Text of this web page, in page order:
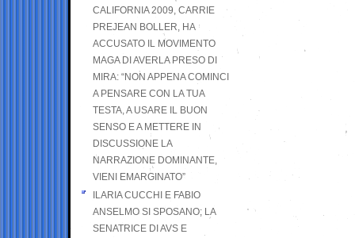
CALIFORNIA 2009, CARRIE
PREJEAN BOLLER, HA
ACCUSATO IL MOVIMENTO
MAGA DI AVERLA PRESO DI
MIRA: “NON APPENA COMINCI
A PENSARE CON LA TUA
TESTA, A USARE IL BUON
SENSO E A METTERE IN
DISCUSSIONE LA
NARRAZIONE DOMINANTE,
VIENI EMARGINATO”
ILARIA CUCCHI E FABIO
ANSELMO SI SPOSANO; LA
SENATRICE DI AVS E